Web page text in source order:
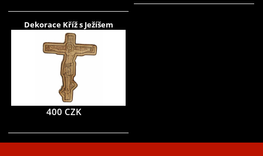
Dekorace Kříž s Ježíšem
400 CZK